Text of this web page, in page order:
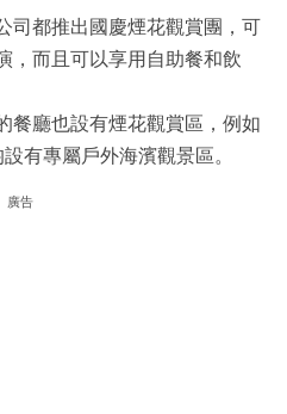
司都推出國慶煙花觀賞團，可
，而且可以享用自助餐和飲
餐廳也設有煙花觀賞區，例如
有專屬戶外海濱觀景區。
廣告